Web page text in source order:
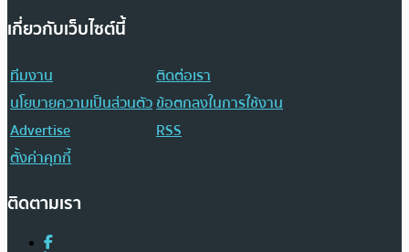
เกี่ยวกับเว็บไซต์นี้
ทีมงาน
ติดต่อเรา
นโยบายความเป็นส่วนตัวข้อตกลงในการใช้งาน
Advertise
RSS
ตั้งค่าคุกกี้
ติดตามเรา